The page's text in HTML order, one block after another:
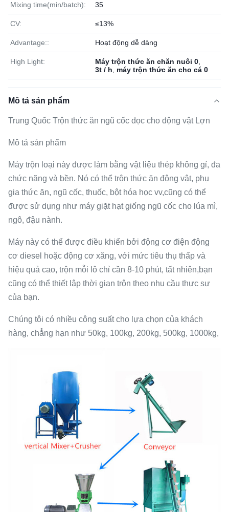
Mixing time(min/batch): 35
CV: ≤13%
Advantage:: Hoạt động dễ dàng
High Light: Máy trộn thức ăn chăn nuôi 0
3t / h
máy trộn thức ăn cho cá 0
Mô tả sản phẩm
Trung Quốc Trộn thức ăn ngũ cốc dọc cho động vật Lợn
Mô tả sản phẩm
Máy trộn loại này được làm bằng vật liệu thép không gỉ, đa
chức năng và bền. Nó có thể trộn thức ăn động vật, phụ
gia thức ăn, ngũ cốc, thuốc, bột hóa học vv,cũng có thể
được sử dụng như máy giặt hạt giống ngũ cốc cho lúa mì,
ngô, đậu nành.
Máy này có thể được điều khiển bởi động cơ điện động
cơ diesel hoặc động cơ xăng, với mức tiêu thụ thấp và
hiệu quả cao, trộn mỗi lô chỉ cần 8-10 phút, tất nhiên,bạn
cũng có thể thiết lập thời gian trộn theo nhu cầu thực sự
của bạn.
Chúng tôi có nhiều công suất cho lựa chọn của khách
hàng, chẳng hạn như 50kg, 100kg, 200kg, 500kg, 1000kg,